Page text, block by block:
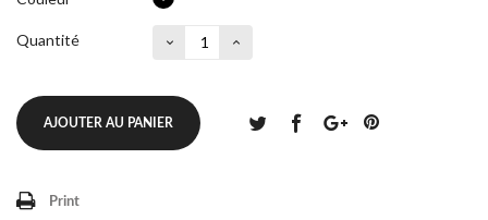
Quantité
AJOUTER AU PANIER
Print